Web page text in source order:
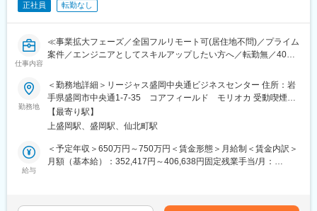
コンサルタント兼ファシリテーターとして、経営課題を解決する
【ご支援例】
・採用HP制作ご支援
・採用ピッチ資料作成
・面接官トレーニング
・組織の「関係性構築」プログラム
・バックキャスティング型中期経営計画策定プロジェクト
・SDGsマテリアリティ策定ワークショップ
正社員 転勤なし
仕事内容
≪事業拡大フェーズ／全国フルリモート可(居住地不問)／プライム
案件／エンジニアとしてスキルアップしたい方へ／転勤無／40代
■業務内容：
受託開発事業を拡大するために開発メンバーを増員する予定であ
り、入社当初はSESで稼働をいただきますが、その後は受託開発
のメンバーとして稼働いただく予定となっています。将来的には
コンサルティング事業とシステム開発事業を融合させて、より難
易度の高い課題解決にチャレンジしていきたいと考えています。
います。
勤務地
＜勤務地詳細＞リージャス盛岡中央通ビジネスセンター 住所：岩
手県盛岡市中央通1-7-35 コアフィールド モリオカ 受動喫煙対
策：屋内全面禁煙変更の範囲：会社の定める事業所（リモートワ
ーク含む）
【最寄り駅】
上盛岡駅、盛岡駅、仙北町駅
給与
＜予定年収＞650万円～750万円＜賃金形態＞月給制＜賃金内訳＞
月額（基本給）：352,417円～406,638円固定残業手当/月：